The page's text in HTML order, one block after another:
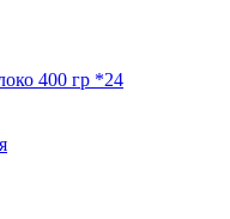
400 гр *24